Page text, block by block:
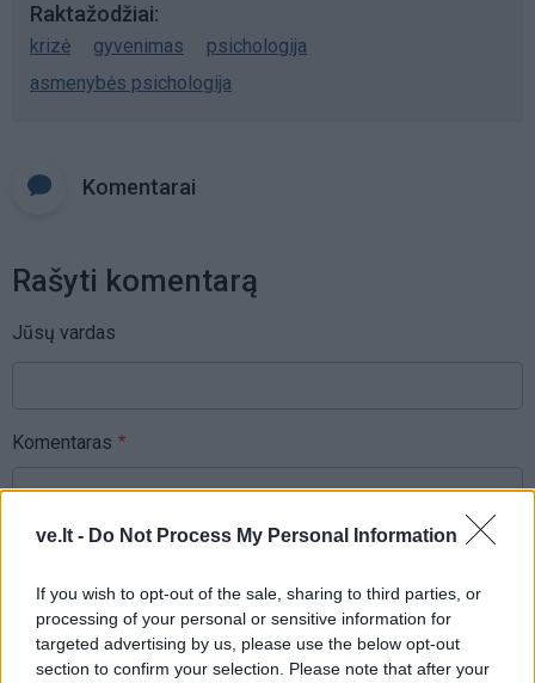
ve.lt - Do Not Process My Personal Information
If you wish to opt-out of the sale, sharing to third parties, or
processing of your personal or sensitive information for
targeted advertising by us, please use the below opt-out
section to confirm your selection. Please note that after your
Raktažodžiai
krizė gyvenimas
psichologija
asmenybės psichologija
Komentarai
Rašyti komentarą
Jūsų vardas
Komentaras